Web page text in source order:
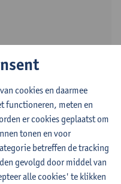
cookies en daarmee
functioneren, meten en
er cookies geplaatst om
tonen en voor
betreffen de tracking
gevolgd door middel van
alle cookies' te klikken